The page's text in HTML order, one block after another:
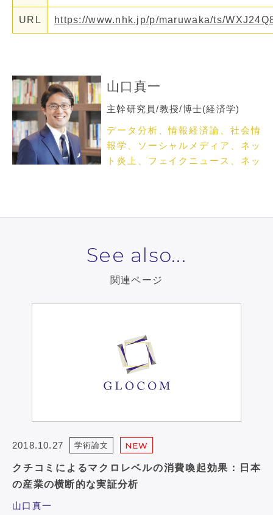
URL https://www.nhk.jp/p/maruwaka/ts/
山口真一
主幹研究員/教授/博士(経済学)
データ分析、情報経済論、社会情
報学、ソーシャルメディア、ネッ
ト炎上、フェイクニュース、ネッ
See also...
関連ページ
2018.10.27 学術論文 NEW
クチコミによるマクロレベルの消費喚起効果：日本
の産業の横断的な実証分析
山口真一